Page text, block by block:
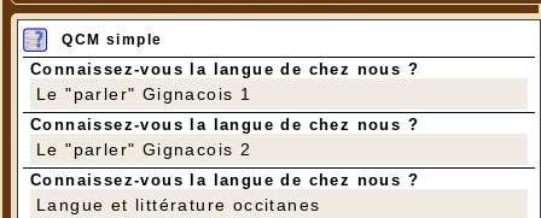
QCM simple
Connaissez-vous la langue de chez nous ?
Le "parler" Gignacois 1
Connaissez-vous la langue de chez nous ?
Le "parler" Gignacois 2
Connaissez-vous la langue de chez nous ?
Langue et littérature occitanes